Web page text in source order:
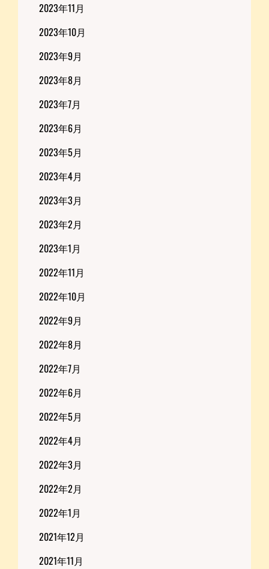
2023年11月
2023年10月
2023年9月
2023年8月
2023年7月
2023年6月
2023年5月
2023年4月
2023年3月
2023年2月
2023年1月
2022年11月
2022年10月
2022年9月
2022年8月
2022年7月
2022年6月
2022年5月
2022年4月
2022年3月
2022年2月
2022年1月
2021年12月
2021年11月